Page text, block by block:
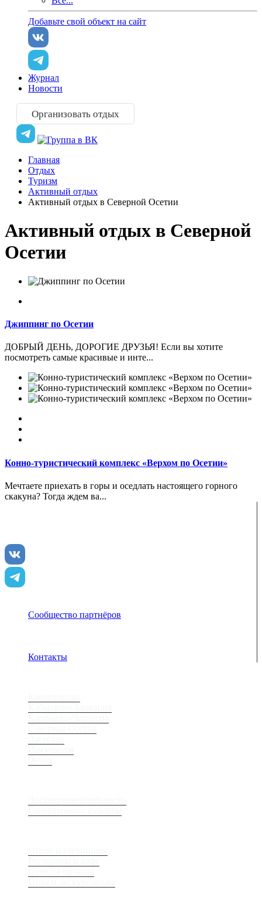
Добавьте свой объект на сайт
Журнал
Новости
Организовать отдых
Главная
Отдых
Туризм
Активный отдых
Активный отдых в Северной Осетии
Активный отдых в Северной
Осетии
Джиппинг по Осетии
ДОБРЫЙ ДЕНЬ, ДOРOГИЕ ДРУЗЬЯ! Если вы хотите
посмотреть самые красивые и инте...
Конно-туристический комплекс «Верхом по Осетии»
Мечтаете приехать в горы и оседлать настоящего горного
скакуна? Тогда ждем ва...
Сообщество партнёров
Контакты